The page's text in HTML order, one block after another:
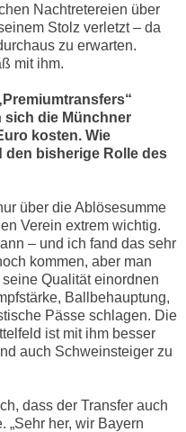
Nachtretereien über
Stolz verletzt – da
zu erwarten.
mit ihm.
sich die Münchner
kosten. Wie
den bisherige Rolle des
über die Ablösesumme
Verein extrem wichtig.
– und ich fand das sehr
kommen, aber man
Qualität einordnen
Ballbehauptung,
Pässe schlagen. Die
ist mit ihm besser
auch Schweinsteiger zu
dass der Transfer auch
„Sehr her, wir Bayern